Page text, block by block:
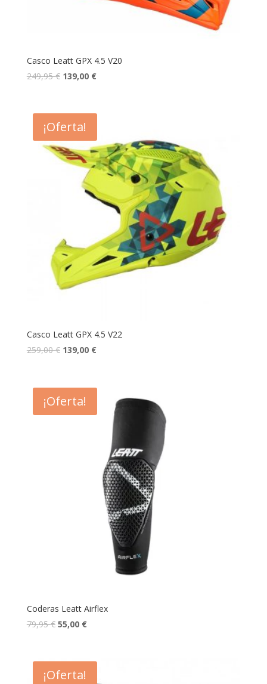
Casco Leatt GPX 4.5 V20
249,95€ 139,00 €
¡Oferta!
Casco Leatt GPX 4.5 V22
259,00€ 139,00 €
¡Oferta!
Coderas Leatt Airflex
79,95€ 55,00 €
¡Oferta!